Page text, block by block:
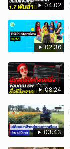
04:02
02:36
08:24
03:43